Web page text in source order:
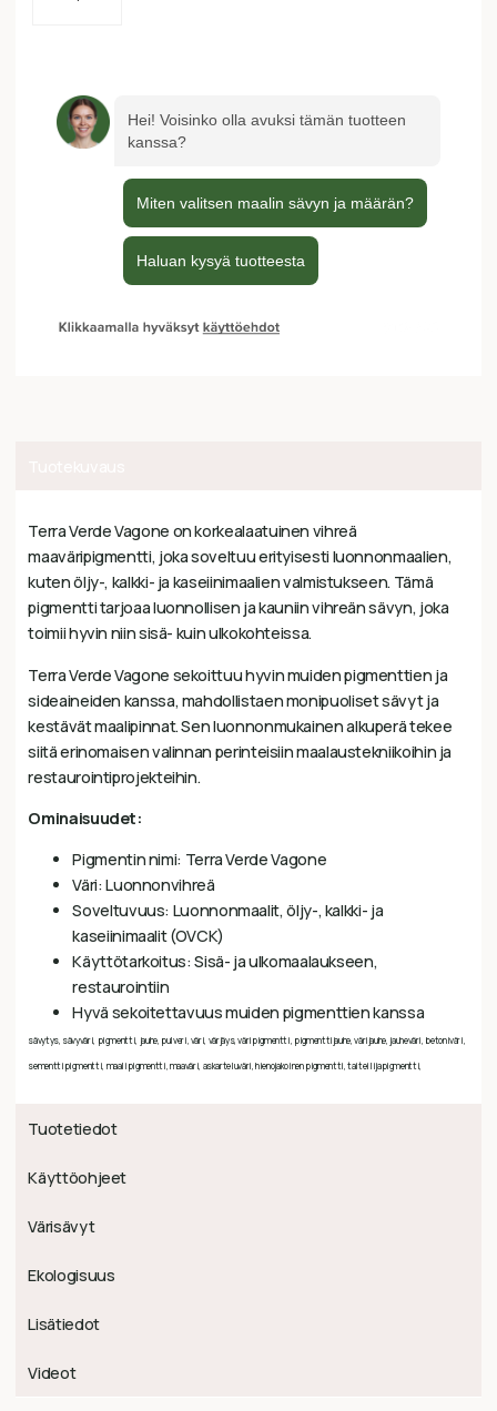
Terra Verde Vagone on korkealaatuinen vihreä
maaväripigmentti, joka soveltuu erityisesti luonnonmaalien,
kuten öljy-, kalkki- ja kaseiinimaalien valmistukseen. Tämä
pigmentti tarjoaa luonnollisen ja kauniin vihreän sävyn, joka
toimii hyvin niin sisä- kuin ulkokohteissa.
Terra Verde Vagone sekoittuu hyvin muiden pigmenttien ja
sideaineiden kanssa, mahdollistaen monipuoliset sävyt ja
kestävät maalipinnat. Sen luonnonmukainen alkuperä tekee
siitä erinomaisen valinnan perinteisiin maalaustekniikoihin ja
restaurointiprojekteihin.
Ominaisuudet:
Pigmentin nimi: Terra Verde Vagone
Väri: Luonnonvihreä
Soveltuvuus: Luonnonmaalit, öljy-, kalkki- ja
kaseiinimaalit (OVCK)
Käyttötarkoitus: Sisä- ja ulkomaalaukseen,
restaurointiin
Hyvä sekoitettavuus muiden pigmenttien kanssa
sävytys, sävyväri, pigmentti, jauhe, pulveri, väri, värjäys, väripigmentti, pigmenttijauhe, värijauhe, jauheväri, betoniväri,
sementtipigmentti, maalipigmentti, maaväri, askarteluväri, hienojakoinen pigmentti, taiteilijapigmentti,
Tuotetiedot
Käyttöohjeet
Värisävyt
Ekologisuus
Lisätiedot
Videot